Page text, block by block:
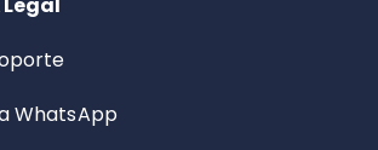
WhatsApp